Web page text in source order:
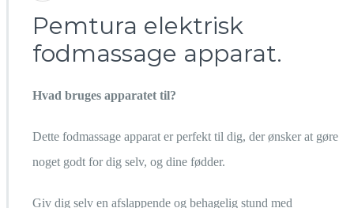
elektrisk
fodmassage
apparat
Pemtura elektrisk
fodmassage apparat.
Hvad bruges apparatet til?
Dette fodmassage apparat er perfekt til dig, der ønsker at gøre
noget godt for dig selv, og dine fødder.
Giv dig selv en afslappende og behagelig stund med